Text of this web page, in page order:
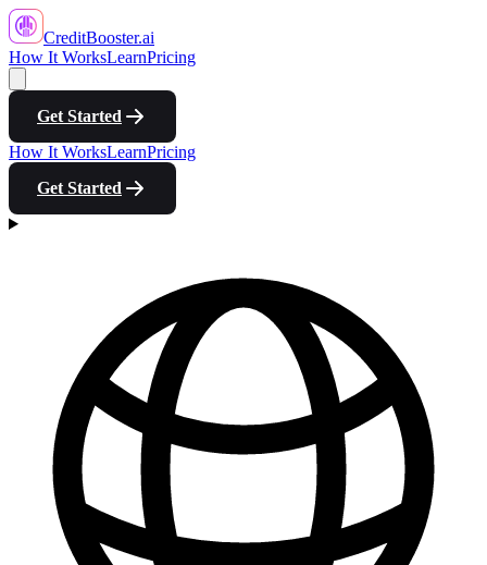
CreditBooster.ai
How It WorksLearnPricing
Get Started
How It WorksLearnPricing
Get Started